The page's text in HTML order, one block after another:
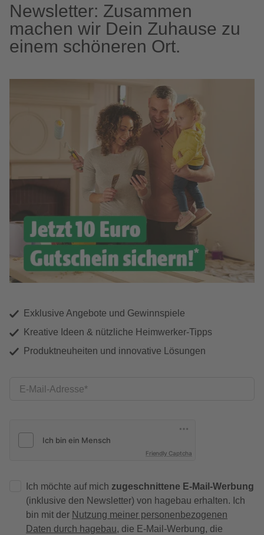
Newsletter: Zusammen
machen wir Dein Zuhause zu
einem schöneren Ort.
Exklusive Angebote und Gewinnspiele
Kreative Ideen & nützliche Heimwerker-Tipps
Produktneuheiten und innovative Lösungen
E-Mail-Adresse
Friendly Captcha
Ich möchte auf mich zugeschnittene E-Mail-Werbung
(inklusive den Newsletter) von hagebau erhalten. Ich
bin mit der Nutzung meiner personenbezogenen
Daten durch hagebau, die E-Mail-Werbung, die